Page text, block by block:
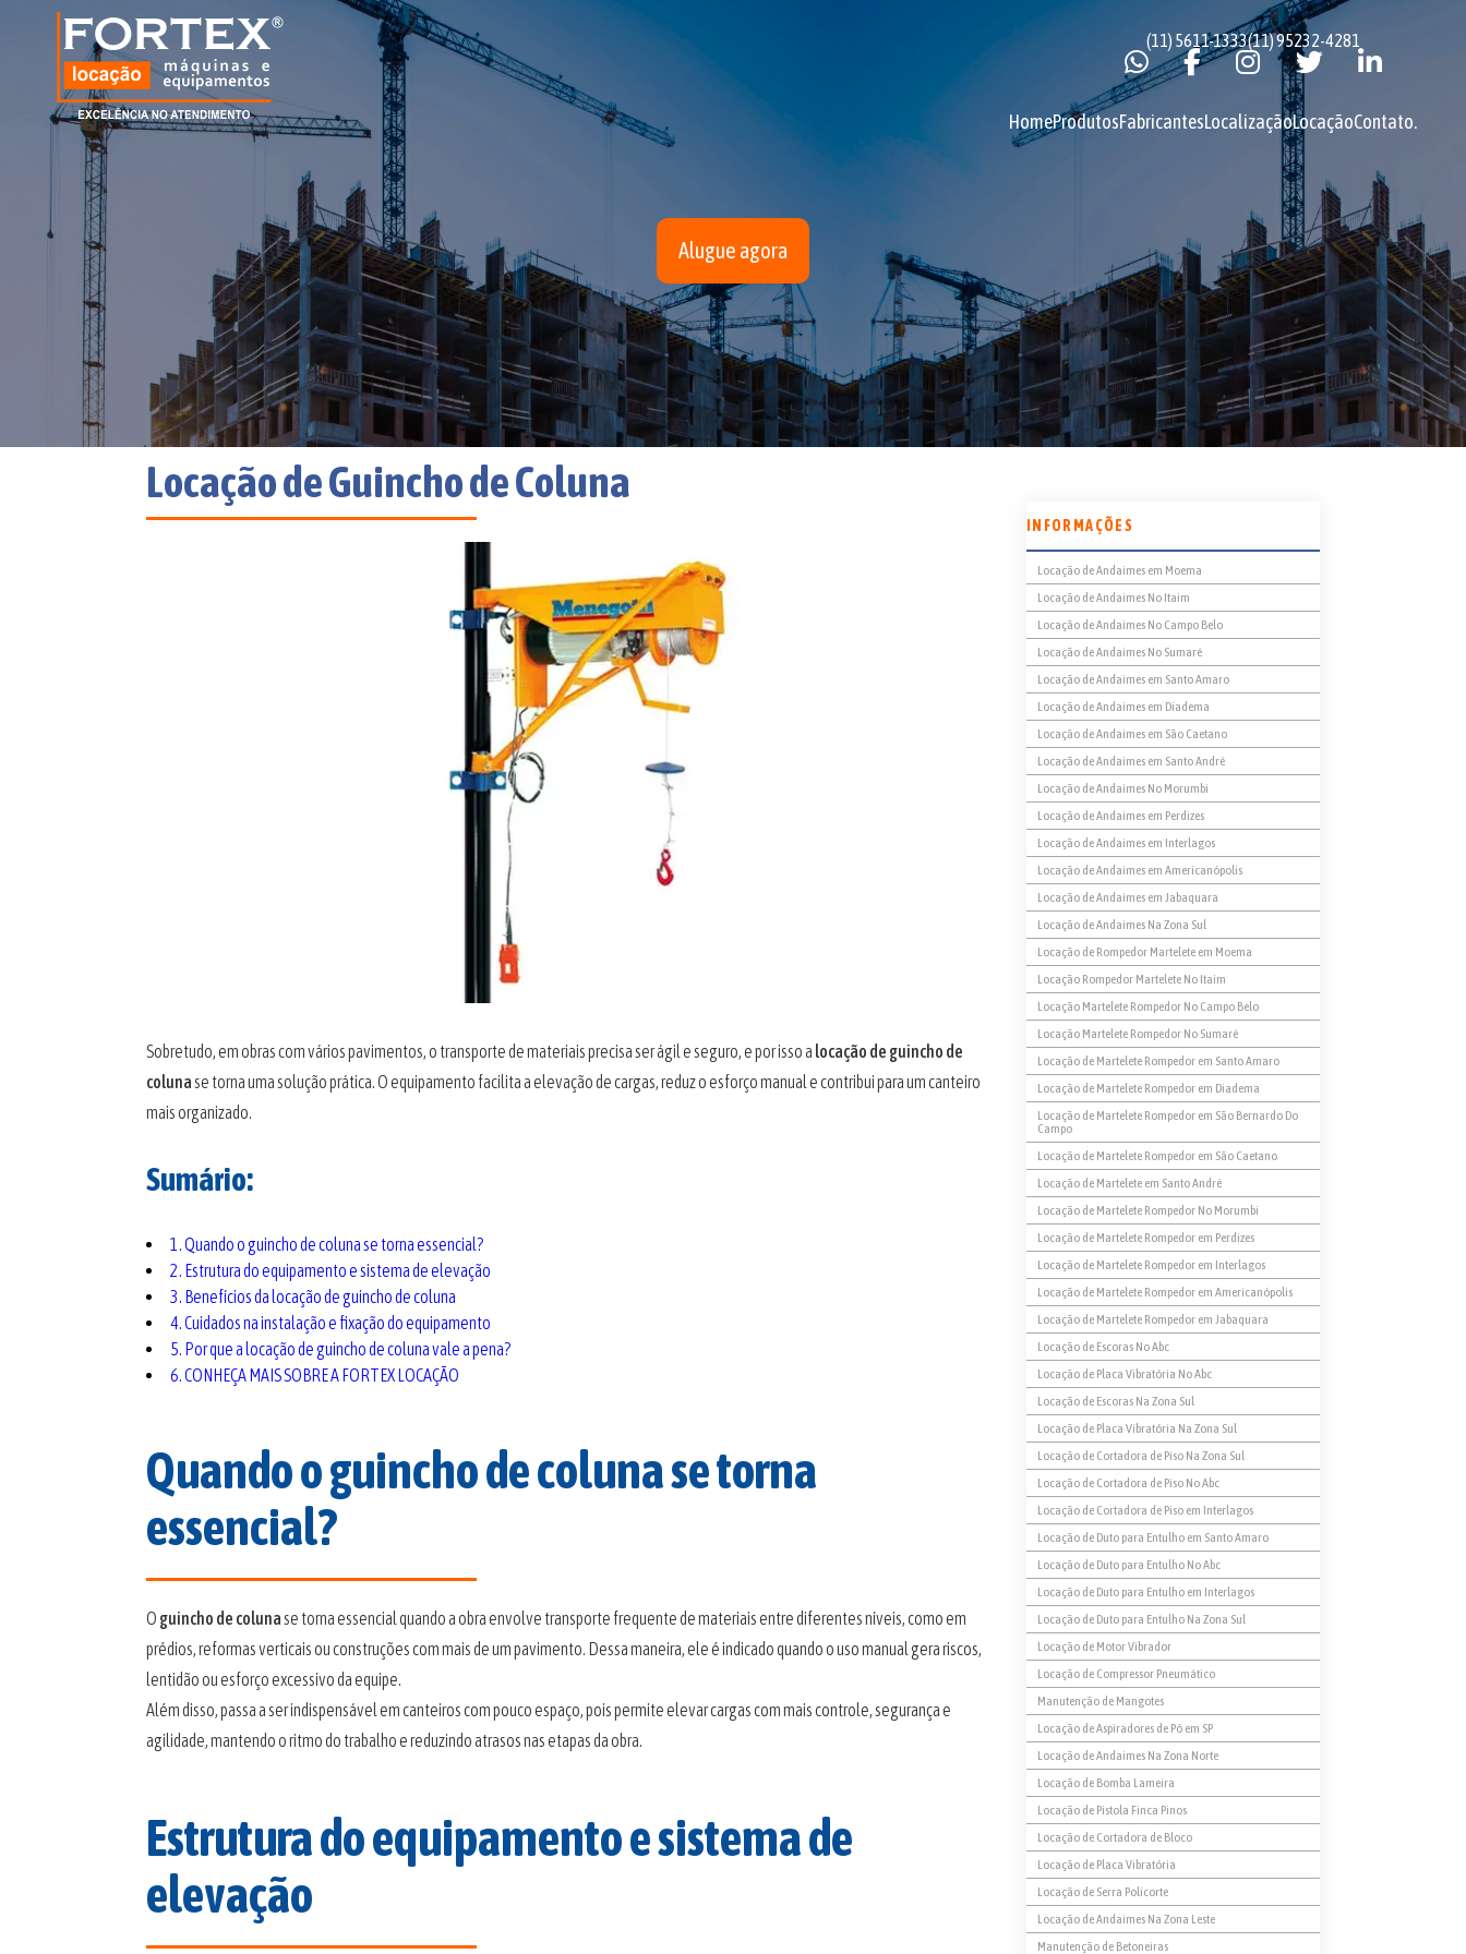
(11) 5611-1333(11) 95232-4281
HomeProdutosFabricantesLocalizaçãoLocaçãoContato.
Alugue agora
Locação de Guincho de Coluna
Sobretudo, em obras com vários pavimentos, o transporte de materiais precisa ser ágil e seguro, e por isso a locação de guincho de
colunase torna uma solução prática. O equipamento facilita a elevação de cargas, reduz o esforço manual e contribui para um canteiro
mais organizado.
Sumário:
1. Quando o guincho de coluna se torna essencial?
2. Estrutura do equipamento e sistema de elevação
3. Benefícios da locação de guincho de coluna
4. Cuidados na instalação e fixação do equipamento
5. Por que a locação de guincho de coluna vale a pena?
6. CONHEÇA MAIS SOBRE A FORTEX LOCAÇÃO
Quando o guincho de coluna se torna
essencial?
O guincho de colunase torna essencial quando a obra envolve transporte frequente de materiais entre diferentes níveis, como em
prédios, reformas verticais ou construções com mais de um pavimento. Dessa maneira, ele é indicado quando o uso manual gera riscos,
lentidão ou esforço excessivo da equipe.
Além disso, passa a ser indispensável em canteiros com pouco espaço, pois permite elevar cargas com mais controle, segurança e
agilidade, mantendo o ritmo do trabalho e reduzindo atrasos nas etapas da obra.
Estrutura do equipamento e sistema de
elevação
INFORMAÇÕES
Locação de Andaimes em Moema
Locação de Andaimes No Itaim
Locação de Andaimes No Campo Belo
Locação de Andaimes No Sumaré
Locação de Andaimes em Santo Amaro
Locação de Andaimes em Diadema
Locação de Andaimes em São Caetano
Locação de Andaimes em Santo André
Locação de Andaimes No Morumbi
Locação de Andaimes em Perdizes
Locação de Andaimes em Interlagos
Locação de Andaimes em Americanópolis
Locação de Andaimes em Jabaquara
Locação de Andaimes Na Zona Sul
Locação de Rompedor Martelete em Moema
Locação Rompedor Martelete No Itaim
Locação Martelete Rompedor No Campo Belo
Locação Martelete Rompedor No Sumaré
Locação de Martelete Rompedor em Santo Amaro
Locação de Martelete Rompedor em Diadema
Locação de Martelete Rompedor em São Bernardo Do
Campo
Locação de Martelete Rompedor em São Caetano
Locação de Martelete em Santo André
Locação de Martelete Rompedor No Morumbi
Locação de Martelete Rompedor em Perdizes
Locação de Martelete Rompedor em Interlagos
Locação de Martelete Rompedor em Americanópolis
Locação de Martelete Rompedor em Jabaquara
Locação de Escoras No Abc
Locação de Placa Vibratória No Abc
Locação de Escoras Na Zona Sul
Locação de Placa Vibratória Na Zona Sul
Locação de Cortadora de Piso Na Zona Sul
Locação de Cortadora de Piso No Abc
Locação de Cortadora de Piso em Interlagos
Locação de Duto para Entulho em Santo Amaro
Locação de Duto para Entulho No Abc
Locação de Duto para Entulho em Interlagos
Locação de Duto para Entulho Na Zona Sul
Locação de Motor Vibrador
Locação de Compressor Pneumático
Manutenção de Mangotes
Locação de Aspiradores de Pó em SP
Locação de Andaimes Na Zona Norte
Locação de Bomba Lameira
Locação de Pistola Finca Pinos
Locação de Cortadora de Bloco
Locação de Placa Vibratória
Locação de Serra Policorte
Locação de Andaimes Na Zona Leste
Manutenção de Betoneiras